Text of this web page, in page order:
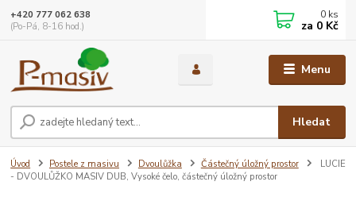
Menu
Hledat
+420 777 062 638
(Po-Pá, 8-16 hod.)
0 ks
za 0 Kč
Úvod Postele z masivu Dvoulůžka Částečný úložný prostor
LUCIE
- DVOULŮŽKO MASIV DUB, Vysoké čelo, částečný úložný prostor